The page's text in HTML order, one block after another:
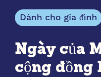
Dành cho gia đình
Ngày của
cộng đồng